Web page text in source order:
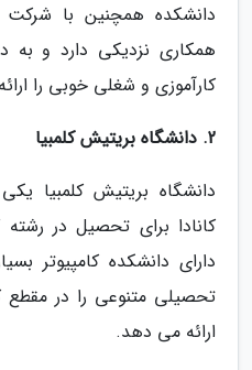
دانشکده همچنین با شرکت
همکاری نزدیکی دارد و
کارآموزی و شغلی خوبی را
2. دانشگاه بریتیش کلمبیا
دانشگاه بریتیش کلمبیا
کانادا برای تحصیل در
دارای دانشکده کامپیوتر
تحصیلی متنوعی را در مقطع
ارائه می دهد.